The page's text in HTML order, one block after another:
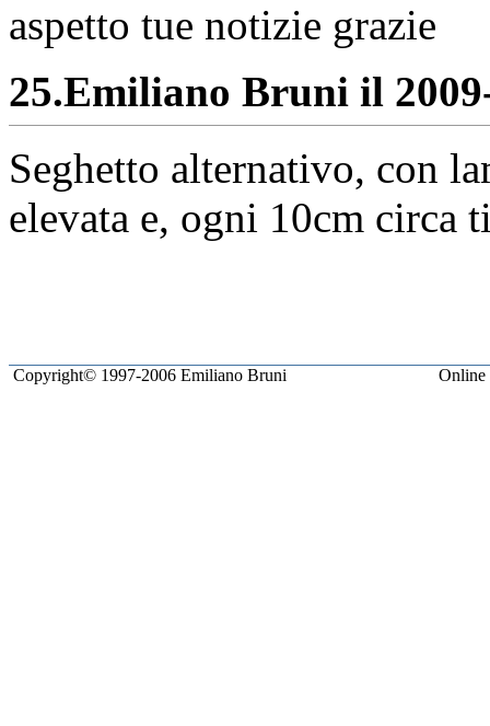
aspetto tue notizie grazie
25.Emiliano Bruni il
Seghetto alternativo, con
elevata e, ogni 10cm circa
Copyright© 1997-2006 Emiliano Bruni Online